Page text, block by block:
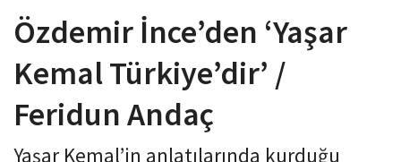
v
g
t
Özdemir İnce’den ‘Yaşar
Kemal Türkiye’dir’ /
Feridun Andaç
Yaşar Kemal’in anlatılarında kurduğu